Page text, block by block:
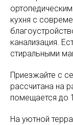
кухня с
канализация.
стиральными
Приезжайте с
рассчитана на
помещается до
На уютной